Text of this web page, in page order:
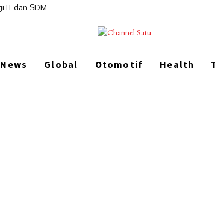
IT dan SDM
News Global Otomotif Health